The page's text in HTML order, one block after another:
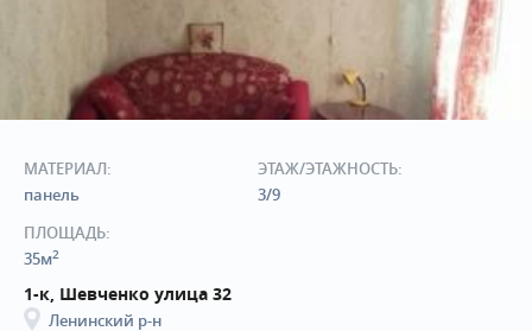
1-к, Шевченко улица 32
Ленинский р-н
МАТЕРИАЛ:
панель
ЭТАЖ/ЭТАЖНОСТЬ:
3/9
ПЛОЩАДЬ:
35м2